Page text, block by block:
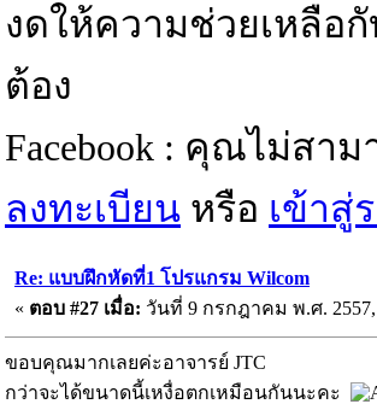
งดให้ความช่วยเหลือ
ต้อง
Facebook : คุณไม่สา
ลงทะเบียน หรือ เข้าสู่
Re: แบบฝึกหัดที่1 โปรแกรม Wilcom
« ตอบ #27 เมื่อ: วันที่ 9 กรกฎาคม พ.ศ. 2557,
ขอบคุณมากเลยค่ะอาจารย์ JTC
กว่าจะได้ขนาดนี้เหงื่อตกเหมือนกันนะคะ